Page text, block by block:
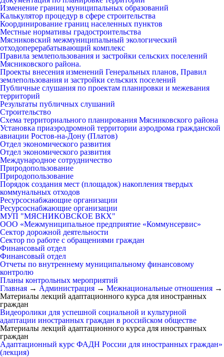
Изменение границ муниципальных образований
Калькулятор процедур в сфере строительства
Координирование границ населенных пунктов
Местные нормативы градостроительства
Мясниковский межмуниципальный экологический
отходоперерабатывающий комплекс
Правила землепользования и застройки сельских поселений
Мясниковского района.
Проекты внесения изменений Генеральных планов, Правил
землепользования и застройки сельских поселений
Публичные слушания по проектам планировки и межевания
территорий
Результаты публичных слушаний
Строительство
Схема территориального планирования Мясниковского района
Установка приаэродромной территории аэродрома гражданской
авиации Ростов-на-Дону (Платов)
Отдел экономического развития
Отдел экономического развития
Международное сотрудничество
Природопользование
Природопользование
Порядок создания мест (площадок) накопления твердых
коммунальных отходов
Ресурсоснабжающие организации
Ресурсоснабжающие организации
МУП "МЯСНИКОВСКОЕ ВКХ"
ООО «Межмуниципальное предприятие «Коммунсервис»
Сектор дорожной деятельности
Сектор по работе с обращениями граждан
Финансовый отдел
Финансовый отдел
Отчеты по внутреннему муниципальному финансовому
контролю
Планы контрольных мероприятий
Главная → Администрация → Межнациональные отношения →
Материалы лекций адаптационного курса для иностранных
граждан
Видеоролики для успешной социальной и культурной
адаптации иностранных граждан в российском обществе
Материалы лекций адаптационного курса для иностранных
граждан
Адаптационный курс ФАДН России для иностранных граждан»
(лекция)